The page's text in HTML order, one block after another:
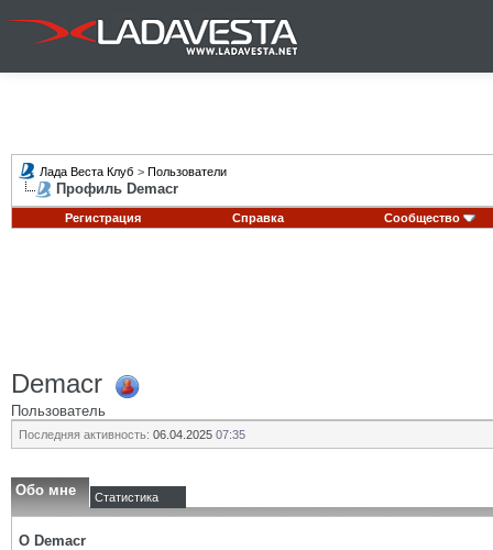
Лада Веста Клуб > Пользователи
Профиль Demacr
Регистрация Справка Сообщество
Demacr
Пользователь
Последняя активность: 06.04.2025 07:35
Обо мне Статистика
О Demacr